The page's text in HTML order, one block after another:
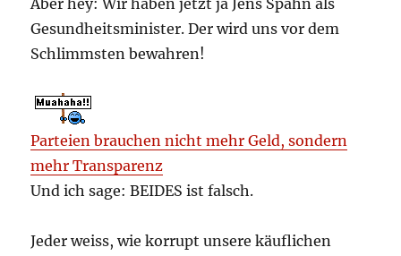
Aber hey: Wir haben jetzt ja Jens Spahn als
Gesundheitsminister. Der wird uns vor dem
Schlimmsten bewahren!
Parteien brauchen nicht mehr Geld, sondern
mehr Transparenz
Und ich sage: BEIDES ist falsch.
Jeder weiss, wie korrupt unsere käuflichen